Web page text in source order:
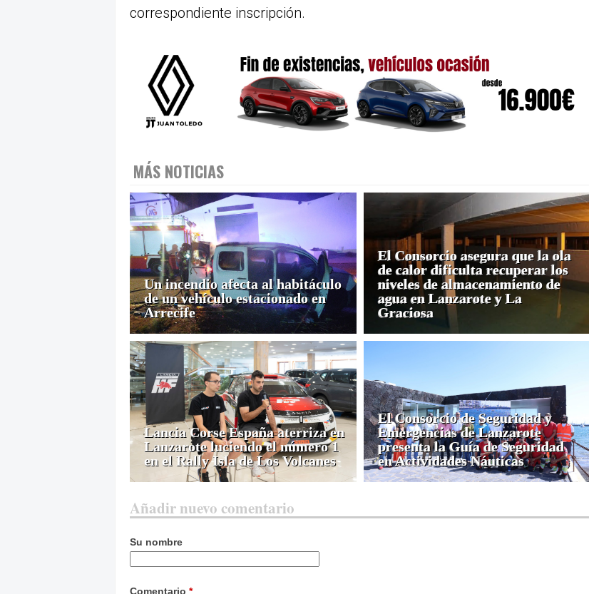
correspondiente inscripción.
MÁS NOTICIAS
Un incendio afecta al habitáculo
de un vehículo estacionado en
Arrecife
El Consorcio asegura que la ola
de calor dificulta recuperar los
niveles de almacenamiento de
agua en Lanzarote y La
Graciosa
Lancia Corse España aterriza en
Lanzarote luciendo el número 1
en el Rally Isla de Los Volcanes
El Consorcio de Seguridad y
Emergencias de Lanzarote
presenta la Guía de Seguridad
en Actividades Náuticas
Añadir nuevo comentario
Su nombre
Comentario *